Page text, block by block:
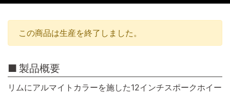
この商品は生産を終了しました。
製品概要
リムにアルマイトカラーを施した12インチスポークホイー